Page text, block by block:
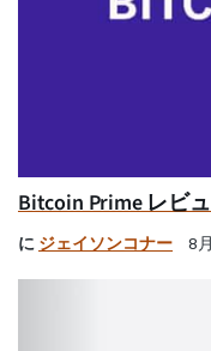
Bitcoin Prime レビ
に ジェイソンコナー 8